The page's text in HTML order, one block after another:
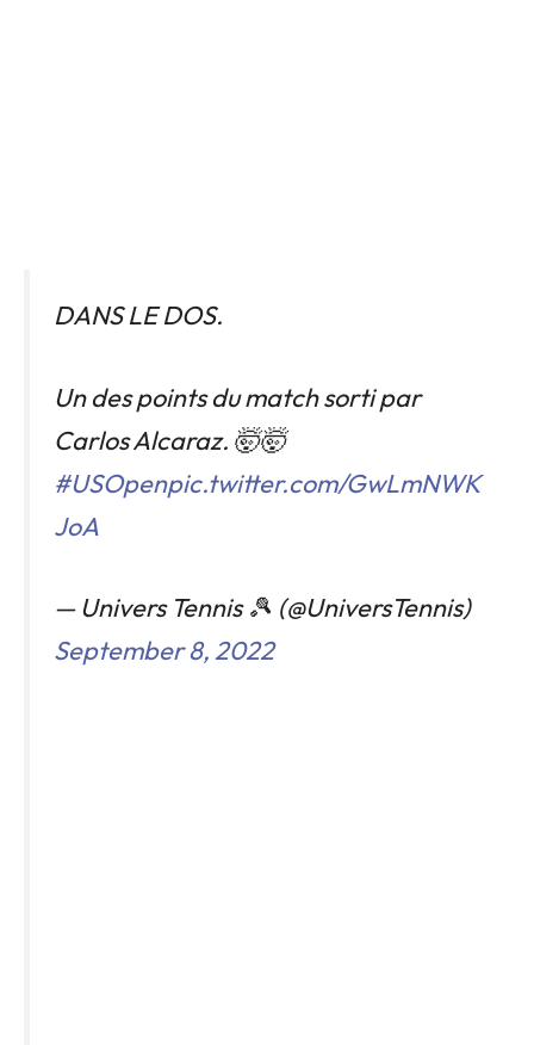
DANS LE DOS.
Un des points du match sorti par
Carlos Alcaraz. 🤯🤯
#USOpenpic.twitter.com/GwLmNWK
JoA
— Univers Tennis 🎾 (@UniversTennis)
September 8, 2022